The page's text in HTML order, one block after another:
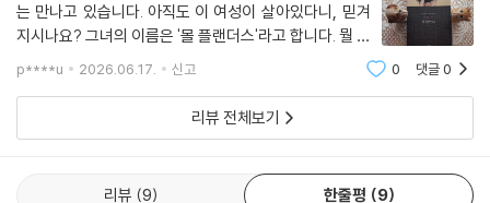
주인공 몰에 특히 주목한 소설가이자 문학비평가 E. M. 포스터는 비평서
『소설의 이해』에서 생동감 있고 입체적으로 구현된 몰이 도덕적으로는 문
제가 있을지언정 문학적으로는 불멸할 인물이라 극찬하면서 『몰 플랜더
스』는 『로빈슨 크루소』와 함께 “소설의 원형을 만든 걸작”이라고 평했다.
이 소설은 역사 기록으로서의 가치도 지닌다. 몰의 변화무쌍한 인생행로를
로 인한 범죄, 도덕적 타락과 성적 문란이 만연하던 당대 사회의 어두운 이
는 만나고 있습니다. 아직도 이 여성이 살아있다니, 믿겨
지시나요? 그녀의 이름은 '몰 플랜더스'라고 합니다. 뭘 계
획하는걸까요?!흐음-우선, 운명이 만들어놔버린 계획의
소용돌이에 빠져버린 이 여자를 만든 그 사람, 그 작가 좀
먼저 만나 봐야겠어요. 이래도 되는지를요! #
p****u 2026.06.17. 신고 0 댓글0
리뷰 전체보기
리뷰 9 한줄평 9